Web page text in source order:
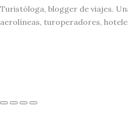
Turistóloga, blogger de viajes.
aerolíneas, turoperadores,